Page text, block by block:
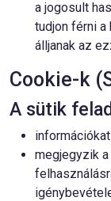
a jogosult
tudjon férni
álljanak az
Cookie-k
A sütik
megjegyzik